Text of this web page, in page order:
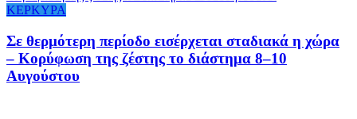
ΚΕΡΚΥΡΑ
Σε θερμότερη περίοδο εισέρχεται σταδιακά η χώρα
– Κορύφωση της ζέστης το διάστημα 8–10
Αυγούστου